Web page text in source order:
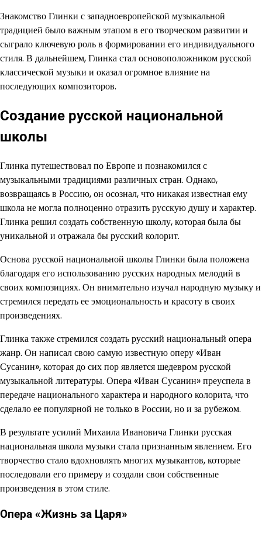
Знакомство Глинки с западноевропейской музыкальной
традицией было важным этапом в его творческом развитии и
сыграло ключевую роль в формировании его индивидуального
стиля. В дальнейшем, Глинка стал основоположником русской
классической музыки и оказал огромное влияние на
последующих композиторов.
Создание русской национальной
школы
Глинка путешествовал по Европе и познакомился с
музыкальными традициями различных стран. Однако,
возвращаясь в Россию, он осознал, что никакая известная ему
школа не могла полноценно отразить русскую душу и характер.
Глинка решил создать собственную школу, которая была бы
уникальной и отражала бы русский колорит.
Основа русской национальной школы Глинки была положена
благодаря его использованию русских народных мелодий в
своих композициях. Он внимательно изучал народную музыку и
стремился передать ее эмоциональность и красоту в своих
произведениях.
Глинка также стремился создать русский национальный опера
жанр. Он написал свою самую известную оперу «Иван
Сусанин», которая до сих пор является шедевром русской
музыкальной литературы. Опера «Иван Сусанин» преуспела в
передаче национального характера и народного колорита, что
сделало ее популярной не только в России, но и за рубежом.
В результате усилий Михаила Ивановича Глинки русская
национальная школа музыки стала признанным явлением. Его
творчество стало вдохновлять многих музыкантов, которые
последовали его примеру и создали свои собственные
произведения в этом стиле.
Опера «Жизнь за Царя»